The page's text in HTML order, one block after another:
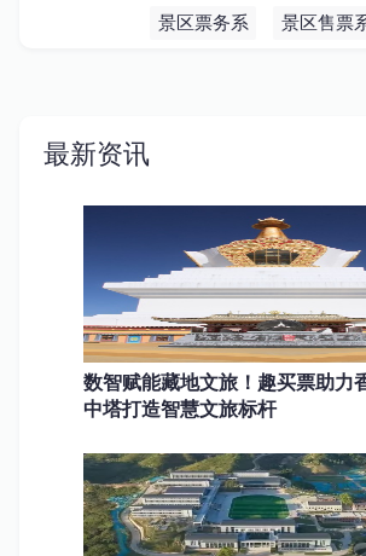
景区票务系
景区售票
最新资讯
数智赋能藏地文旅！趣买票助力
中塔打造智慧文旅标杆